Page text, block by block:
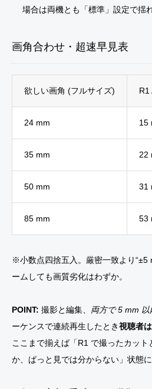
場合は両機とも「標準」設定で揺
画角合わせ・超速早見表
欲しい画角 (フルサイズ) R1
24 mm 15
35 mm 22
50 mm 31
85 mm 53
※小数点四捨五入。厳密一致より“±5
ームしても画質劣化はわずか。
POINT: 撮影と編集、 両方で 5 mm 以
ーケンスで連続再生したとき視聴者
ここまで揃えば「R1 で撮ったカッ
か、ぱっと見では分からない」状態に